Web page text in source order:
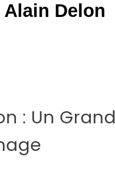
Delon
: Un Grand